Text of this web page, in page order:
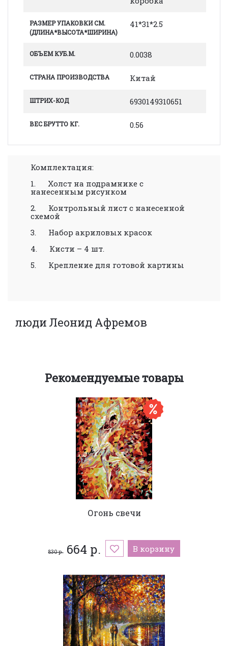
РАЗМЕР УПАКОВКИ СМ.
(ДЛИНА*ВЫСОТА*ШИРИНА)
41*31*2.5
ОБЪЕМ КУБ.М. 0.0038
СТРАНА ПРОИЗВОДСТВА Китай
ШТРИХ-КОД 6930149310651
ВЕС БРУТТО КГ. 0.56
Комплектация:
1. Холст на подрамнике с
нанесенным рисунком
2. Контрольный лист с нанесенной
схемой
3. Набор акриловых красок
4. Кисти – 4 шт.
5. Крепление для готовой картины
люди Леонид Афремов
Рекомендуемые товары
Огонь свечи
830 р.664 р. В корзину